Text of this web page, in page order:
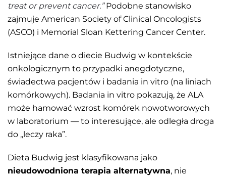
treat or prevent cancer.”Podobne stanowisko
zajmuje American Society of Clinical Oncologists
(ASCO) i Memorial Sloan Kettering Cancer Center.
Istniejące dane o diecie Budwig w kontekście
onkologicznym to przypadki anegdotyczne,
świadectwa pacjentów i badania in vitro (na liniach
komórkowych). Badania in vitro pokazują, że ALA
może hamować wzrost komórek nowotworowych
w laboratorium — to interesujące, ale odległa droga
do „leczy raka”.
Dieta Budwig jest klasyfikowana jako
nieudowodniona terapia alternatywna, nie